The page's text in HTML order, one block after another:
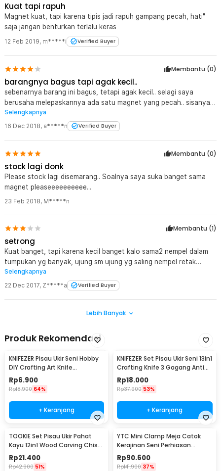
Kuat tapi rapuh
Magnet kuat, tapi karena tipis jadi rapuh gampang pecah, hati"
saja jangan benturkan terlalu keras
12 Feb 2019, m*****i Verified Buyer
Membantu (0)
barangnya bagus tapi agak kecil..
sebenarnya barang ini bagus, tetapi agak kecil.. selagi saya
berusaha melepaskannya ada satu magnet yang pecah.. sisanya
oke sih..
Selengkapnya
16 Dec 2018, a*****n Verified Buyer
Membantu (0)
stock lagi donk
Please stock lagi disemarang.. Soalnya saya suka banget sama
magnet pleaseeeeeeeeee...
23 Feb 2018, M*****n
Membantu (1)
setrong
Kuat banget, tapi karena kecil banget kalo sama2 nempel dalam
tumpukan yg banyak, ujung sm ujung yg saling nempel retak
bahkan sampe rapuh
Selengkapnya
22 Dec 2017, Z*****a Verified Buyer
Lebih Banyak
Produk Rekomendasi
KNIFEZER Pisau Ukir Seni Hobby
DIY Crafting Art Knife
Aluminium Handle - WL-9309
Rp6.900
Rp18.900 64%
+ Keranjang
KNIFEZER Set Pisau Ukir Seni 13in1
Crafting Knife 3 Gagang Anti
Slip - A-003
Rp18.000
Rp37.900 53%
+ Keranjang
TOOKIE Set Pisau Ukir Pahat
Kayu 12in1 Wood Carving Chisel
Knife - KSJ-12
Rp21.400
Rp42.900 51%
YTC Mini Clamp Meja Catok
Kerajinan Seni Perhiasan
Aluminium - AT-6075
Rp90.600
Rp141.900 37%